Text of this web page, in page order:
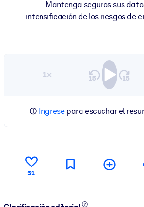
Mantenga seguros sus
intensificación de los riesgos de
1×
Ingresepara escuchar el
51